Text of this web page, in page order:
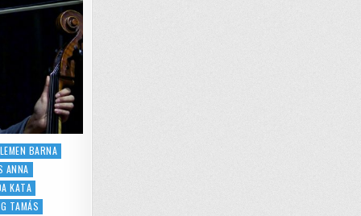
BARNA
ANNA
KATA
TAMÁS